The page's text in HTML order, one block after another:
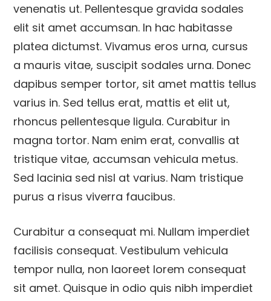
venenatis ut. Pellentesque gravida sodales
elit sit amet accumsan. In hac habitasse
platea dictumst. Vivamus eros urna, cursus
a mauris vitae, suscipit sodales urna. Donec
dapibus semper tortor, sit amet mattis tellus
varius in. Sed tellus erat, mattis et elit ut,
rhoncus pellentesque ligula. Curabitur in
magna tortor. Nam enim erat, convallis at
tristique vitae, accumsan vehicula metus.
Sed lacinia sed nisl at varius. Nam tristique
purus a risus viverra faucibus.
Curabitur a consequat mi. Nullam imperdiet
facilisis consequat. Vestibulum vehicula
tempor nulla, non laoreet lorem consequat
sit amet. Quisque in odio quis nibh imperdiet